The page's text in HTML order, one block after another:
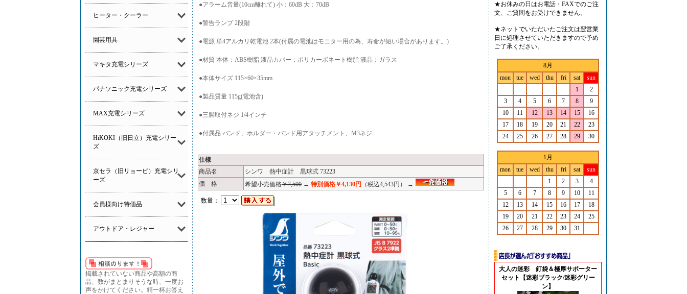
ヒーター・クーラー
園芸用具
マキタ充電シリーズ
パナソニック充電シリーズ
MAX充電シリーズ
HiKOKI（旧日立）充電シリー
ズ
京セラ（旧リョービ）充電シリ
ーズ
会員様向け特価品
アウトドア・レジャー
掲載されていない商品や高額の商
品、数がまとまりそうな時、一度お
声をかけてください。精一杯お答え
●アラーム音量(10cm離れて) 小：60dB 大：70dB
●警告ランプ 2段階
●電源 単4アルカリ乾電池 2本(付属の電池はモニター用の為、寿命が短い場合があります。)
●材質 本体：ABS樹脂 液晶カバー：ポリカーボネート樹脂 液晶：ガラス
●本体サイズ 115×60×35mm
●製品質量 115g(電池含)
●三脚取付ネジ 1/4インチ
●付属品 バンド、ホルダー・バンド用アタッチメント、M3ネジ
仕様
商品名
シンワ 熱中症計 黒球式 73223
価 格
希望小売価格￥7,500 → 特別価格￥4,130円 （税込4,543円） →
数量：
★お休みの日はお電話・FAXでのご注
文、ご質問をお受けできません。
★ネットでいただいたご注文は翌営業
日に処理させていただきますので予め
ご了承ください。
8月
mon
tue wed thu fri sat
sun
1
2
3
4 5 6 7 8
9
10
11 12 13 14 15
16
17
18 19 20 21 22
23
24
25 26 27 28 29 30
1月
mon
tue wed thu fri sat
sun
1
2 3
4
5
6 7 8 9 10
11
12
13 14 15 16 17
18
19
20 21 22 23 24
25
26
27 28 29 30 31
大人の迷彩 釘袋＆極厚サポーター
セット【迷彩ブラック/迷彩グリー
ン】